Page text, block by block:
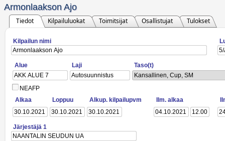
Armonlaakson Ajo
Tiedot Kilpailuluokat Toimitsijat Osallistujat Tulokset
Kilpailun nimi
Alue Laji
Taso(t)
Kansallinen, Cup, SM
NEAFP
Alkaa
Loppuu Alkup. kilpailupvm Ilm. alkaa
Järjestäjä 1